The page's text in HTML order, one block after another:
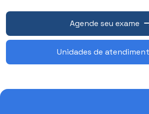
Agende seu exame
Unidades de